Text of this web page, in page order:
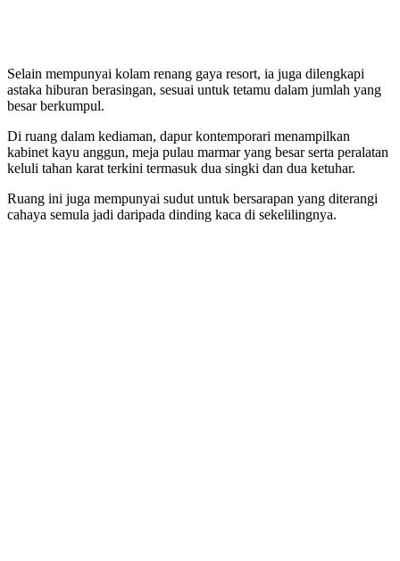
Selain mempunyai kolam renang gaya resort, ia juga dilengkapi
astaka hiburan berasingan, sesuai untuk tetamu dalam jumlah yang
besar berkumpul.
Di ruang dalam kediaman, dapur kontemporari menampilkan
kabinet kayu anggun, meja pulau marmar yang besar serta peralatan
keluli tahan karat terkini termasuk dua singki dan dua ketuhar.
Ruang ini juga mempunyai sudut untuk bersarapan yang diterangi
cahaya semula jadi daripada dinding kaca di sekelilingnya.